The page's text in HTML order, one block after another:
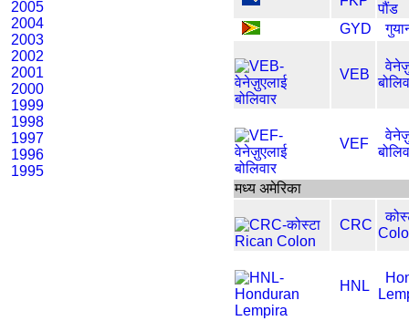
2005
2004
2003
2002
2001
2000
1999
1998
1997
1996
1995
पौंड
GYD
VEB
VEF
मध्य अमेरिका
CRC
HNL